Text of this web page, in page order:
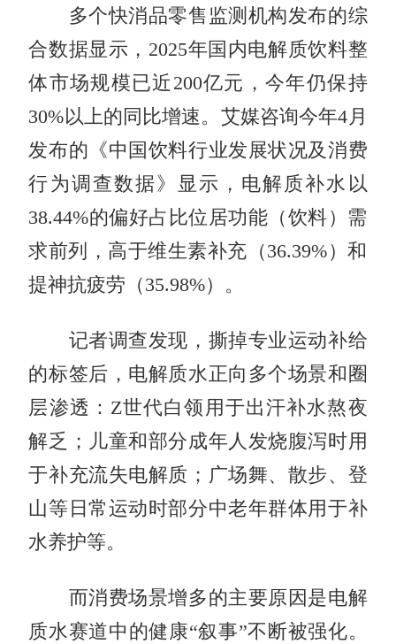
多个快消品零售监测机构发布的综
合数据显示，2025年国内电解质饮料整
体市场规模已近200亿元，今年仍保持
30%以上的同比增速。艾媒咨询今年4月
发布的《中国饮料行业发展状况及消费
行为调查数据》显示，电解质补水以
38.44%的偏好占比位居功能（饮料）需
求前列，高于维生素补充（36.39%）和
提神抗疲劳（35.98%）。
记者调查发现，撕掉专业运动补给
的标签后，电解质水正向多个场景和圈
层渗透：Z世代白领用于出汗补水熬夜
解乏；儿童和部分成年人发烧腹泻时用
于补充流失电解质；广场舞、散步、登
山等日常运动时部分中老年群体用于补
水养护等。
而消费场景增多的主要原因是电解
质水赛道中的健康“叙事”不断被强化。